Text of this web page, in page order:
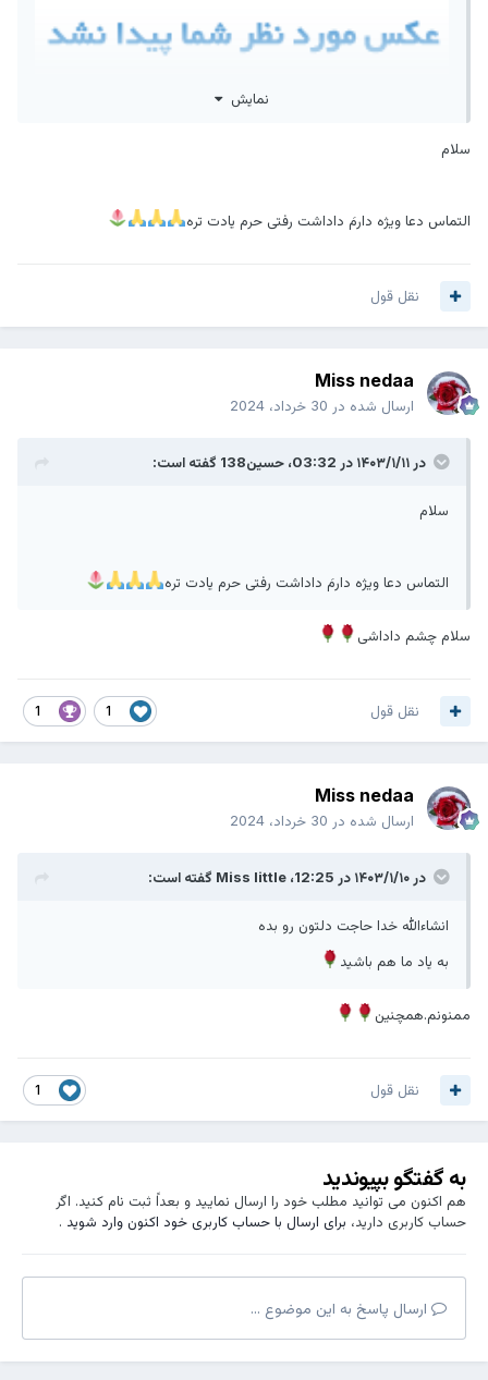
یکباره بیفتد به دریای اجابت
نمایش
سلام
التماس دعا ویژه دارمَ داداشت رفتی حرم یادت تره
نقل قول
Miss nedaa
ارسال شده در 30 خرداد، 2024
در ۱۴۰۳/۱/۱۱ در 03:32، حسین138 گفته است:
سلام
التماس دعا ویژه دارمَ داداشت رفتی حرم یادت تره
سلام چشم داداشی
نقل قول
Miss nedaa
ارسال شده در 30 خرداد، 2024
در ۱۴۰۳/۱/۱۰ در 12:25، Miss littleگفته است:
انشاءالله خدا حاجت دلتون رو بده
به یاد ما هم باشید
ممنونم.همچنین
نقل قول
به گفتگو بپیوندید
هم اکنون می توانید مطلب خود را ارسال نمایید و بعداً ثبت نام کنید. اگر
حساب کاربری دارید، برای ارسال با حساب کاربری خود اکنون وارد شوید.
ارسال پاسخ به این موضوع ...